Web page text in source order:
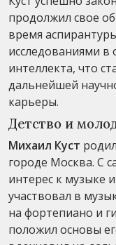
продолжил свое
время
исследованиями в
интеллекта, что
дальнейшей
карьеры.
Детство и
Михаил Куст
городе Москва. С
интерес к музыке
участвовал в
на фортепиано и
положил основы